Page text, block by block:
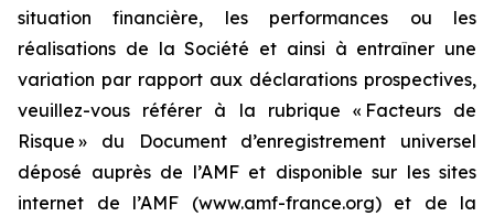
situation financière, les performances ou les
réalisations de la Société et ainsi à entraîner une
variation par rapport aux déclarations prospectives,
veuillez-vous référer à la rubrique « Facteurs de
Risque » du Document d’enregistrement universel
déposé auprès de l’AMF et disponible sur les sites
internet de l’AMF (www.amf-france.org) et de la